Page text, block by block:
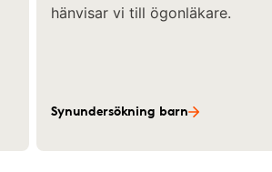
hänvisar vi till ögonläkare.
Synundersökning barn